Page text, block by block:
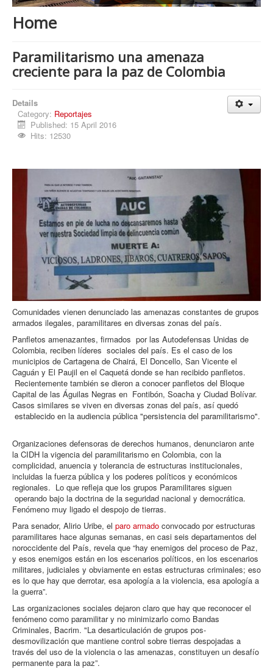
Procesos
Cultura
Multimedia
Home
Paramilitarismo una amenaza
creciente para la paz de Colombia
Details
Category: Reportajes
Published: 15 April 2016
Hits: 12530
Comunidades vienen denunciado las amenazas constantes de grupos
armados ilegales, paramilitares en diversas zonas del país.
Panfletos amenazantes, firmados por las Autodefensas Unidas de
Colombia, reciben líderes sociales del país. Es el caso de los
municipios de Cartagena de Chairá, El Doncello, San Vicente el
Caguán y El Paujil en el Caquetá donde se han recibido panfletos.
Recientemente también se dieron a conocer panfletos del Bloque
Capital de las Águilas Negras en Fontibón, Soacha y Ciudad Bolívar.
Casos similares se viven en diversas zonas del país, así quedó
establecido en la audiencia pública "persistencia del paramilitarismo".
Organizaciones defensoras de derechos humanos, denunciaron ante
la CIDH la vigencia del paramilitarismo en Colombia, con la
complicidad, anuencia y tolerancia de estructuras institucionales,
incluidas la fuerza pública y los poderes políticos y económicos
regionales. Lo que refleja que los grupos Paramilitares siguen
operando bajo la doctrina de la seguridad nacional y democrática.
Fenómeno muy ligado el despojo de tierras.
Para senador, Alirio Uribe, el paro armado convocado por estructuras
paramilitares hace algunas semanas, en casi seis departamentos del
noroccidente del País, revela que “hay enemigos del proceso de Paz,
y esos enemigos están en los escenarios políticos, en los escenarios
militares, judiciales y obviamente en estas estructuras criminales; eso
es lo que hay que derrotar, esa apología a la violencia, esa apología a
la guerra”.
Las organizaciones sociales dejaron claro que hay que reconocer el
fenómeno como paramilitar y no minimizarlo como Bandas
Criminales, Bacrim. "La desarticulación de grupos pos-
desmovilización que mantiene control sobre tierras despojadas a
través del uso de la violencia o las amenazas, constituyen un desafío
permanente para la paz”.